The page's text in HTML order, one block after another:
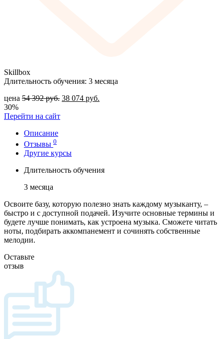
Skillbox
Длительность обучения: 3 месяца
цена 54 392руб. 38 074 руб.
30%
Перейти на сайт
Описание
Отзывы 0
Другие курсы
Длительность обучения
3 месяца
Освоите базу, которую полезно знать каждому музыканту, –
быстро и с доступной подачей. Изучите основные термины и
будете лучше понимать, как устроена музыка. Сможете читать
ноты, подбирать аккомпанемент и сочинять собственные
мелодии.
Оставьте
отзыв